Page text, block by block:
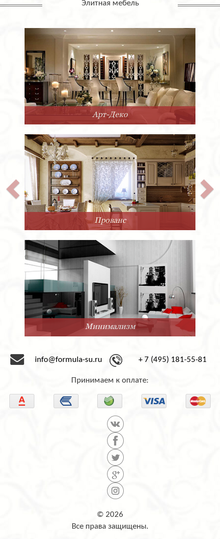
Элитная мебель
Арт-Деко
Прованс
Минимализм
info@formula-su.ru + 7 (495) 181-55-81
Принимаем к оплате:
© 2026
Все права защищены.